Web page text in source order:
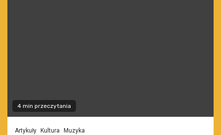
4 min przeczytania
Artykuły Kultura Muzyka